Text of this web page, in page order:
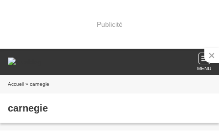
Publicité
MENU
Accueil » carnegie
carnegie